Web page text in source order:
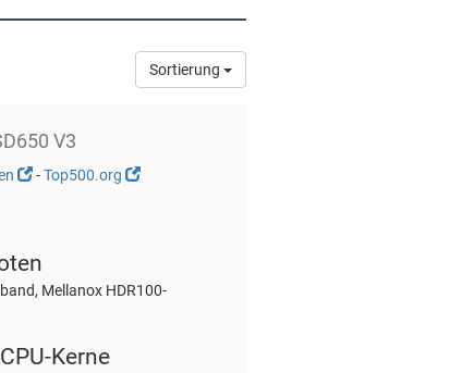
Sortierung
V3
-Top500.org
Mellanox HDR100-
Kerne